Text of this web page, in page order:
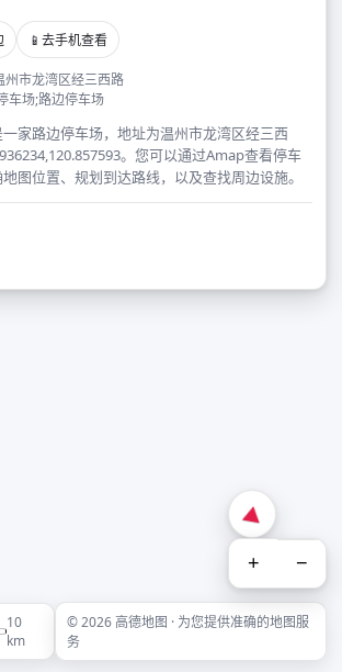
📱 去手机查看
州市龙湾区经三西路
车场;路边停车场
家路边停车场，地址为温州市龙湾区经三西
。您可以通过Amap查看停车
图位置、规划到达路线，以及查找周边设施。
+ −
10
km
© 2026 高德地图 · 为您提供准确的地图服
务